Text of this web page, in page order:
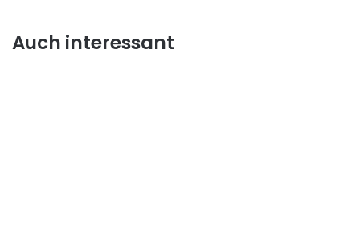
Auch interessant